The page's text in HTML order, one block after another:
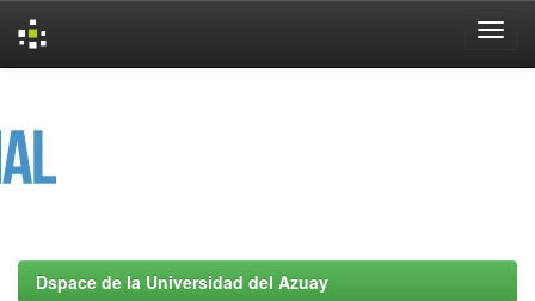
Dspace de la Universidad del Azuay